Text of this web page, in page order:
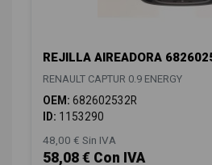
REJILLA AIREADORA
RENAULT CAPTUR 0.9 ENERGY
OEM: 682602532R
ID: 1153290
48,00 € Sin IVA
58,08 € Con IVA